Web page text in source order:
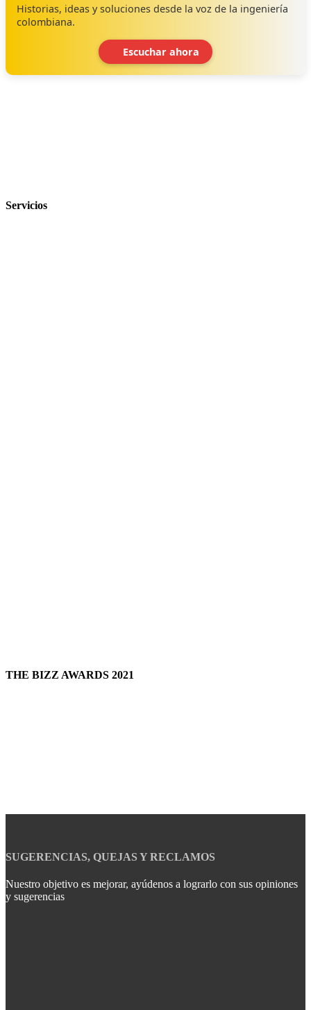
Historias, ideas y soluciones desde la voz de la ingeniería
colombiana.
Escuchar ahora
Servicios
THE BIZZ AWARDS 2021
SUGERENCIAS, QUEJAS Y RECLAMOS
Nuestro objetivo es mejorar, ayúdenos a lograrlo con sus opiniones
y sugerencias